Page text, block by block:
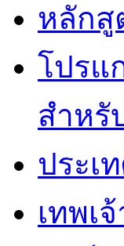
หลักสู
โปรแ
สำหรั
ประเ
เทพเ